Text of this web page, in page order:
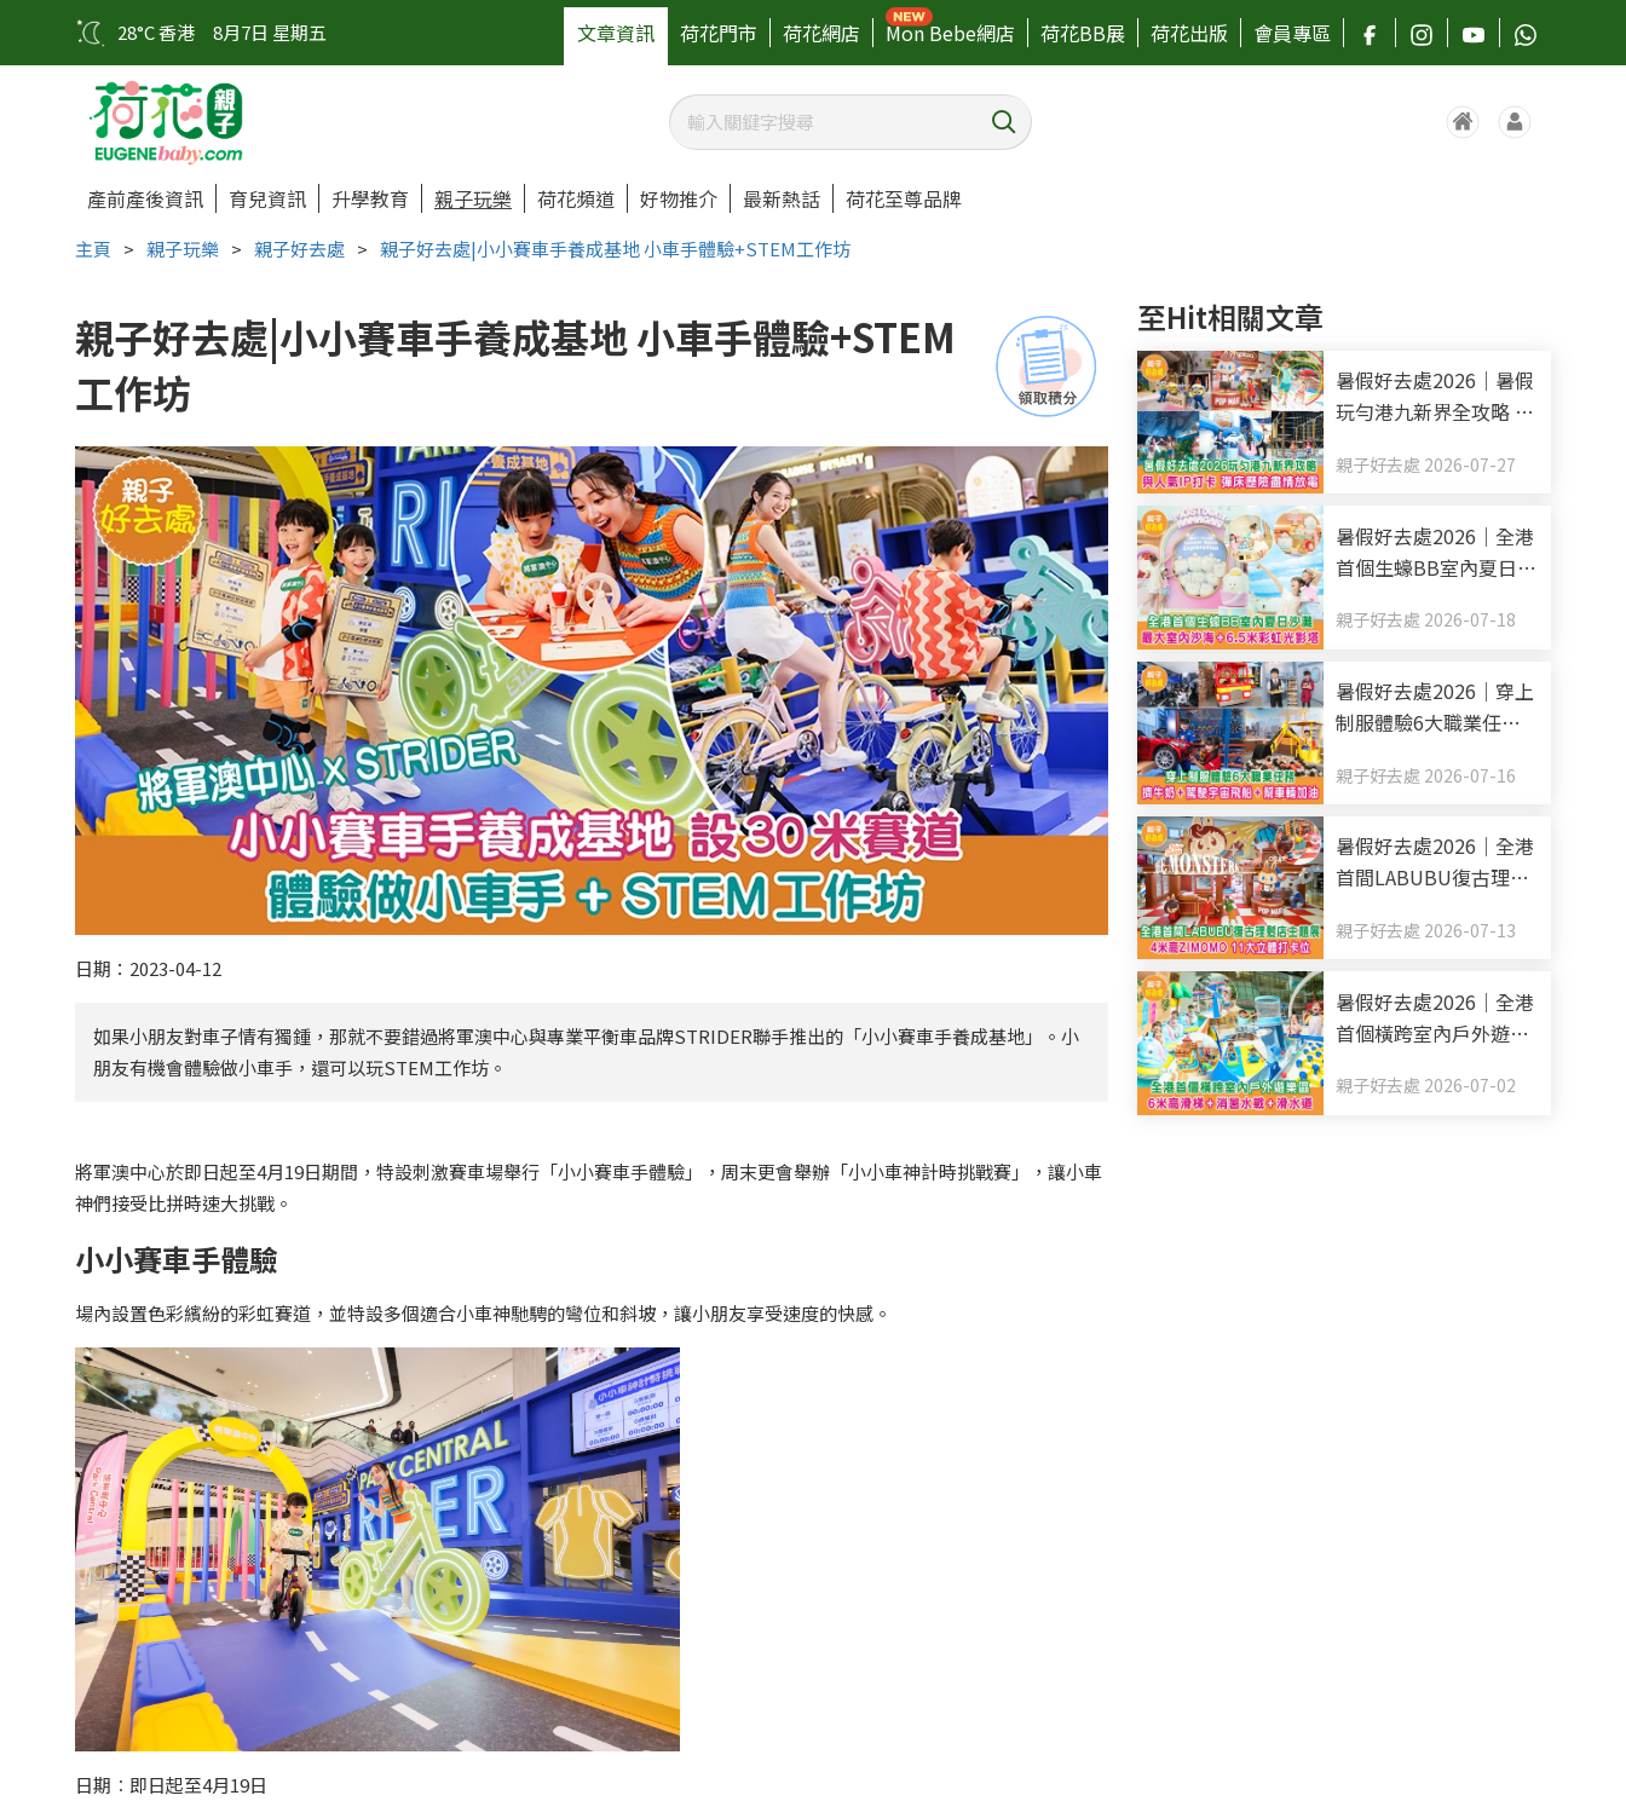
28°C 香港 8月7日 星期五 文章資訊 荷花門市 荷花網店 Mon Bebe網店 荷花BB展 荷花出版 會員專區
產前產後資訊 育兒資訊 升學教育 親子玩樂 荷花頻道 好物推介 最新熱話 荷花至尊品牌
主頁 > 親子玩樂 > 親子好去處 > 親子好去處|小小賽車手養成基地 小車手體驗+STEM工作坊
親子好去處|小小賽車手養成基地 小車手體驗+STEM
工作坊
日期：2023-04-12
如果小朋友對車子情有獨鍾，那就不要錯過將軍澳中心與專業平衡車品牌STRIDER聯手推出的「小小賽車手養成基地」。小
朋友有機會體驗做小車手，還可以玩STEM工作坊。
將軍澳中心於即日起至4月19日期間，特設刺激賽車場舉行「小小賽車手體驗」，周末更會舉辦「小小車神計時挑戰賽」，讓小車
神們接受比拼時速大挑戰。
小小賽車手體驗
場內設置色彩繽紛的彩虹賽道，並特設多個適合小車神馳騁的彎位和斜坡，讓小朋友享受速度的快感。
日期︰即日起至4月19日
至Hit相關文章
暑假好去處2026｜暑假
玩勻港九新界全攻略 與
情放電（持續更新）
親子好去處 2026-07-27
暑假好去處2026｜全港
首個生蠔BB室內夏日沙
彩虹光影塔
親子好去處 2026-07-18
暑假好去處2026｜穿上
制服體驗6大職業任務
+幫車輛加油
親子好去處 2026-07-16
暑假好去處2026｜全港
首間LABUBU復古理髮
ZIMOMO 11大立體打卡
親子好去處 2026-07-13
暑假好去處2026｜全港
首個橫跨室內戶外遊樂
+滑水道
親子好去處 2026-07-02